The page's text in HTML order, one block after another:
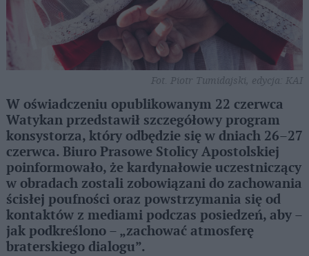
Fot. Piotr Tumidajski, edycja: KAI
W oświadczeniu opublikowanym 22 czerwca
Watykan przedstawił szczegółowy program
konsystorza, który odbędzie się w dniach 26–27
czerwca. Biuro Prasowe Stolicy Apostolskiej
poinformowało, że kardynałowie uczestniczący
w obradach zostali zobowiązani do zachowania
ścisłej poufności oraz powstrzymania się od
kontaktów z mediami podczas posiedzeń, aby –
jak podkreślono – „zachować atmosferę
braterskiego dialogu”.